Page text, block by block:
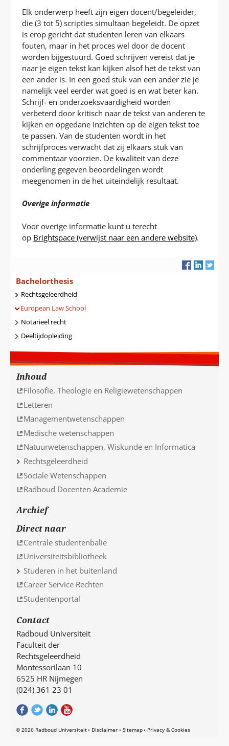
Elk onderwerp heeft zijn eigen docent/begeleider,
die (3 tot 5) scripties simultaan begeleidt. De opzet
is erop gericht dat studenten leren van elkaars
fouten, maar in het proces wel door de docent
worden bijgestuurd. Goed schrijven vereist dat je
naar je eigen tekst kan kijken alsof het de tekst van
een ander is. In een goed stuk van een ander zie je
namelijk veel eerder wat goed is en wat beter kan.
Schrijf- en onderzoeksvaardigheid worden
verbeterd door kritisch naar de tekst van anderen te
kijken en opgedane inzichten op de eigen tekst toe
te passen. Van de studenten wordt in het
schrijfproces verwacht dat zij elkaars stuk van
commentaar voorzien. De kwaliteit van deze
onderling gegeven beoordelingen wordt
meegenomen in de het uiteindelijk resultaat.
Overige informatie
Voor overige informatie kunt u terecht
op Brightspace (verwijst naar een andere website).
Navigatie
Bachelorthesis
Rechtsgeleerdheid
European Law School
Notarieel recht
Deeltijdopleiding
Inhoud
Filosofie, Theologie en Religiewetenschappen
Letteren
Managementwetenschappen
Medische wetenschappen
Natuurwetenschappen, Wiskunde en Informatica
Rechtsgeleerdheid
Sociale Wetenschappen
Radboud Docenten Academie
Archief
Direct naar
Centrale studentenbalie
Universiteitsbibliotheek
Studeren in het buitenland
Career Service Rechten
Studentenportal
Contact
Radboud Universiteit
Faculteit der
Rechtsgeleerdheid
Montessorilaan 10
6525 HR Nijmegen
(024) 361 23 01
© 2026 Radboud Universiteit Disclaimer Sitemap Privacy & Cookies